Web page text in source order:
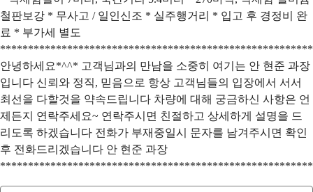
철판보강 * 무사고 / 일인신조 * 실주행거리 * 입고 후 경정비 완
료 * 부가세 별도
안녕하세요*^^* 고객님과의 만남을 소중히 여기는 안 현준 과장
입니다 신뢰와 정직, 믿음으로 항상 고객님들의 입장에서 서서
최선을 다할것을 약속드립니다 차량에 대해 궁금하신 사항은 언
제든지 연락주세요~ 연락주시면 친절하고 상세하게 설명을 드
리도록 하겠습니다 전화가 부재중일시 문자를 남겨주시면 확인
후 전화드리겠습니다 안 현준 과장